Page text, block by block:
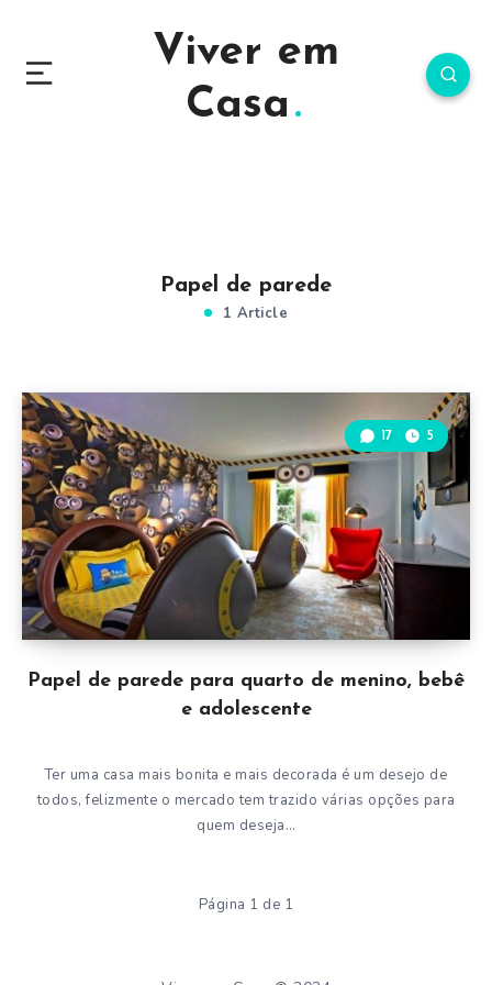
Viver em
Casa
Papel de parede
1 Article
Papel de parede para quarto de menino, bebê
e adolescente
17 5
Ter uma casa mais bonita e mais decorada é um desejo de
todos, felizmente o mercado tem trazido várias opções para
quem deseja…
Página 1 de 1